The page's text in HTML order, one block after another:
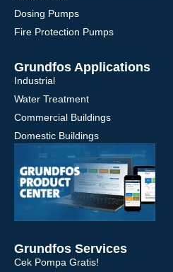
Dosing Pumps
Fire Protection Pumps
Grundfos Applications
Industrial
Water Treatment
Commercial Buildings
Domestic Buildings
Grundfos Services
Cek Pompa Gratis!